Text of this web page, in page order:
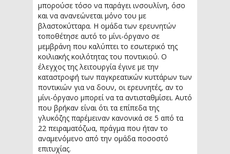
μπορούσε τόσο να παράγει ινσουλίνη, όσο
και να ανανεώνεται μόνο του με
βλαστοκύτταρα. Η ομάδα των ερευνητών
τοποθέτησε αυτό το μίνι-όργανο σε
μεμβράνη που καλύπτει το εσωτερικό της
κοιλιακής κοιλότητας του ποντικιού. Ο
έλεγχος της λειτουργία έγινε με την
καταστροφή των παγκρεατικών κυττάρων των
ποντικιών για να δουν, οι ερευνητές, αν το
μίνι-όργανο μπορεί να τα αντισταθμίσει. Αυτό
που βρήκαν είναι ότι τα επίπεδα της
γλυκόζης παρέμειναν κανονικά σε 5 από τα
22 πειραματόζωα, πράγμα που ήταν το
αναμενόμενο από την ομάδα ποσοστό
επιτυχίας.